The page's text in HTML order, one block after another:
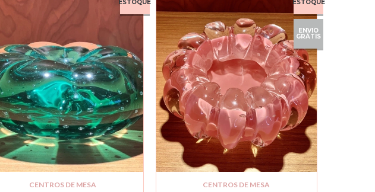
ESTOQUE
CENTROS DE MESA
ESTOQUE
ENVIO
GRÁTIS
CENTROS DE MESA